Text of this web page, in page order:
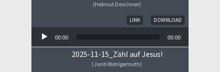
(Helmut Deschner)
DOWNLOAD
LINK
00:00 00:00
2025-11-15_Zähl auf Jesus!
(Jarib Wohlgemuth)